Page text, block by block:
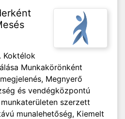
Koktélok
Munkakörönként
Megnyerő
és vendégközpontú
szerzett
munalehetőség, Kiemelt